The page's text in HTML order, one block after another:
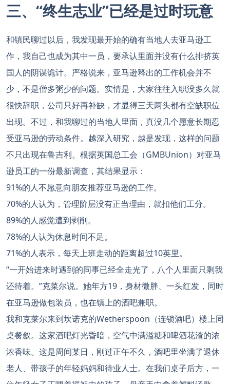
三、“终生志业”已经是过时玩意
和镇民聊过以后，我发现最开始的确有当地人去亚马逊工
作，我自己也成为其中一员，要承认里面并没有什么排挤英
国人的阴谋诡计。严格说来，亚马逊释出的工作机会并不
少，不是僧多粥少的问题。实情是，大家往往入职没多久就
很快辞职，公司只好再补缺，才显得三天两头都有空缺职位
出现。不过，和我聊过的当地人里面，真没几个愿意长期忍
受亚马逊的劳动条件。越深入研究，越是发现，这样的问题
不只出现在鲁吉利。根据英国总工会（GMBUnion）对亚马
逊员工的一份最新调查，其结果显示：
91%的人不愿意向朋友推荐亚马逊的工作。
70%的人认为，管理阶层没有正当理由，就扣他们工分。
89%的人感觉遭到剥削。
78%的人认为休息时间不足。
71%的人表示，每天上班走动的距离超过10英里。
“一开始进来时遇到的同事已经全走光了，八个人里面只剩我
还待着。”克菜尔说。她年方19，身材微胖、一头红发，同时
在亚马逊做包装员，也在镇上的酒吧兼职。
我和克莱尔来到坎诺克的Wetherspoon（连锁酒吧）楼上同
桌餐叙。这家酒吧灯光昏暗，空气中满溢糖和啤酒花渣的浓
浓香味。这是周间某日，刚过正午不久，酒吧里坐满了退休
老人、带孩子的年轻妈妈和待业人士。在我们桌子后方，一